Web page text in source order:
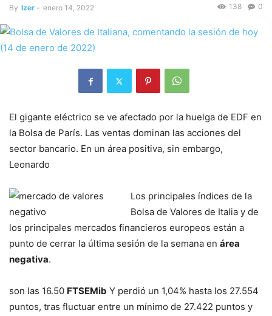
By Izer - enero 14, 2022 0
138
El gigante eléctrico se ve afectado por la huelga de EDF en
la Bolsa de París. Las ventas dominan las acciones del
sector bancario. En un área positiva, sin embargo,
Leonardo
Los principales índices de la
Bolsa de Valores de Italia y de
los principales mercados financieros europeos están a
punto de cerrar la última sesión de la semana en área
negativa.
son las 16.50 FTSEMib Y perdió un 1,04% hasta los 27.554
puntos, tras fluctuar entre un mínimo de 27.422 puntos y